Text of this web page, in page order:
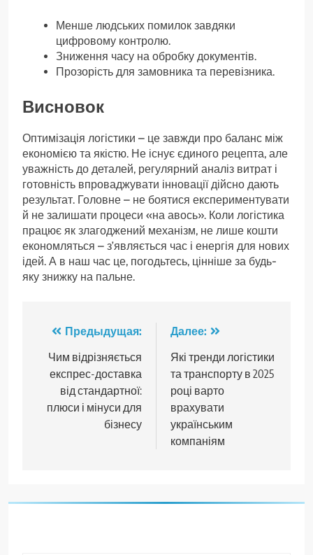
Менше людських помилок завдяки
цифровому контролю.
Зниження часу на обробку документів.
Прозорість для замовника та перевізника.
Висновок
Оптимізація логістики – це завжди про баланс між
економією та якістю. Не існує єдиного рецепта, але
уважність до деталей, регулярний аналіз витрат і
готовність впроваджувати інновації дійсно дають
результат. Головне – не боятися експериментувати
й не залишати процеси «на авось». Коли логістика
працює як злагоджений механізм, не лише кошти
економляться – з’являється час і енергія для нових
ідей. А в наш час це, погодьтесь, цінніше за будь-
яку знижку на пальне.
Навигация
по
записям
Предыдущая:
Чим відрізняється
експрес-доставка
від стандартної:
плюси і мінуси для
бізнесу
Далее:
Які тренди логістики
та транспорту в 2025
році варто
врахувати
українським
компаніям